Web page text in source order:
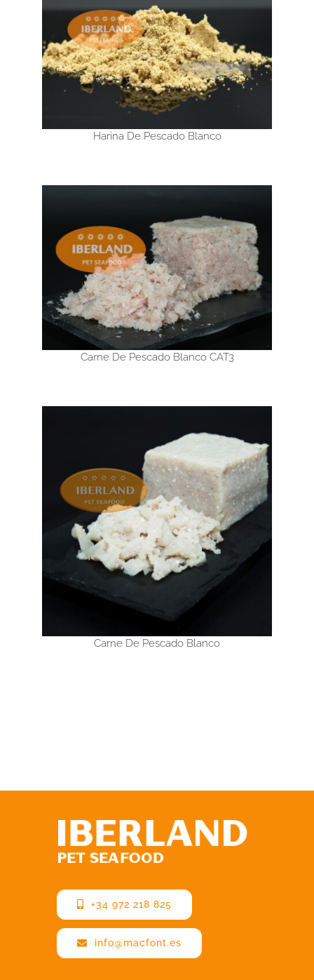
Harina De Pescado Blanco
Carne De Pescado Blanco CAT3
Carne De Pescado Blanco
+34 972 218 825
info@macfont.es